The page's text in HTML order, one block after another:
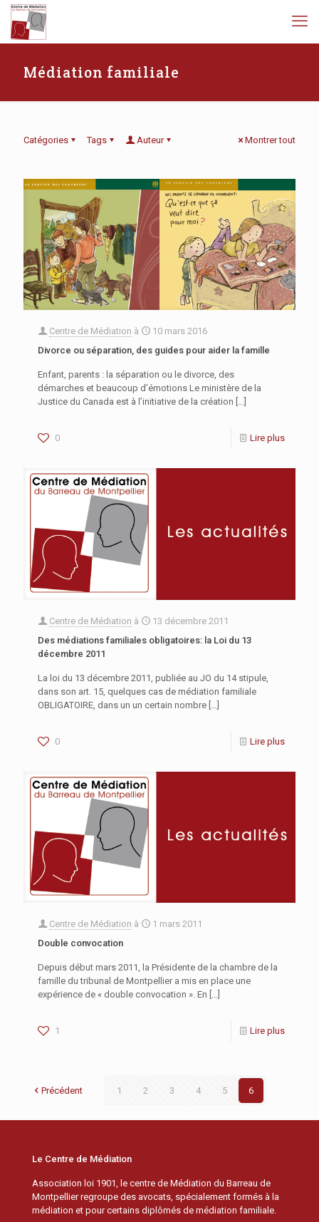
Médiation familiale
Catégories Tags Auteur Montrer tout
Centre de Médiation à
10 mars 2016
Divorce ou séparation, des guides pour aider la famille
Enfant, parents : la séparation ou le divorce, des
démarches et beaucoup d’émotions Le ministère de la
Justice du Canada est à l’initiative de la création […]
0 Lire plus
Centre de Médiation à
13 décembre 2011
Des médiations familiales obligatoires: la Loi du 13
décembre 2011
La loi du 13 décembre 2011, publiée au JO du 14 stipule,
dans son art. 15, quelques cas de médiation familiale
OBLIGATOIRE, dans un un certain nombre
0 Lire plus
Centre de Médiation à
1 mars 2011
Double convocation
Depuis début mars 2011, la Présidente de la chambre de la
famille du tribunal de Montpellier a mis en place une
expérience de « double convocation ». En […]
1 Lire plus
Précédent 1 2 3 4 5 6
Le Centre de Médiation
Association loi 1901, le centre de Médiation du Barreau de
Montpellier regroupe des avocats, spécialement formés à la
médiation et pour certains diplômés de médiation familiale.